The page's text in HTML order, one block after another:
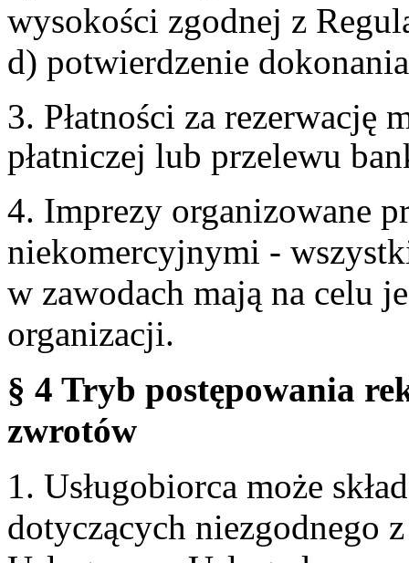
wysokości zgodnej z
d) potwierdzenie
3. Płatności za rezerwację
płatniczej lub przelewu
4. Imprezy organizowane
niekomercyjnymi -
w zawodach mają na celu
organizacji.
§ 4 Tryb postępowania
zwrotów
1. Usługobiorca może
dotyczących niezgodnego